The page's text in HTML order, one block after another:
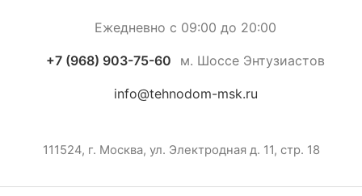
Ежедневно с 09:00 до 20:00
+7 (968) 903-75-60 м. Шоссе Энтузиастов
info@tehnodom-msk.ru
111524, г. Москва, ул. Электродная д. 11, стр. 18